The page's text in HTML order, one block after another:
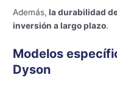
Además, la durabilidad
inversión a largo plazo.
Modelos
Dyson